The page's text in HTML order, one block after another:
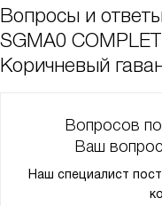
Вопросы и
SGMA0
Коричневый
Вопросов по
Ваш
Наш специалист